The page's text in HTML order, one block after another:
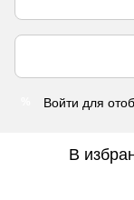
Войти для
В